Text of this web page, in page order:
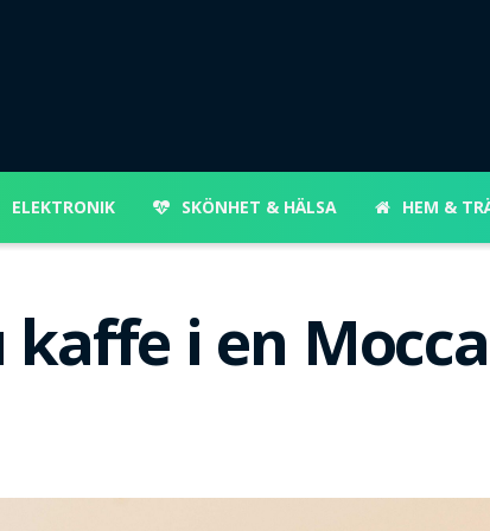
ELEKTRONIK SKÖNHET & HÄLSA HEM &
i en